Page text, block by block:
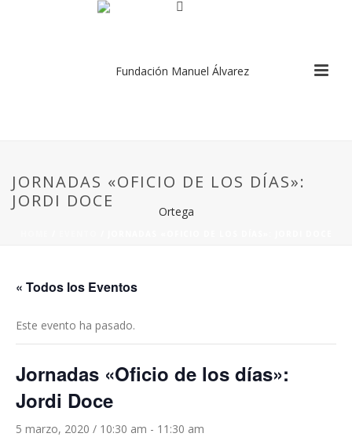
JORNADAS «OFICIO DE LOS DÍAS»:
JORDI DOCE
« Todos los Eventos
Este evento ha pasado.
Jornadas «Oficio de los días»:
Jordi Doce
5 marzo, 2020 / 10:30 am - 11:30 am